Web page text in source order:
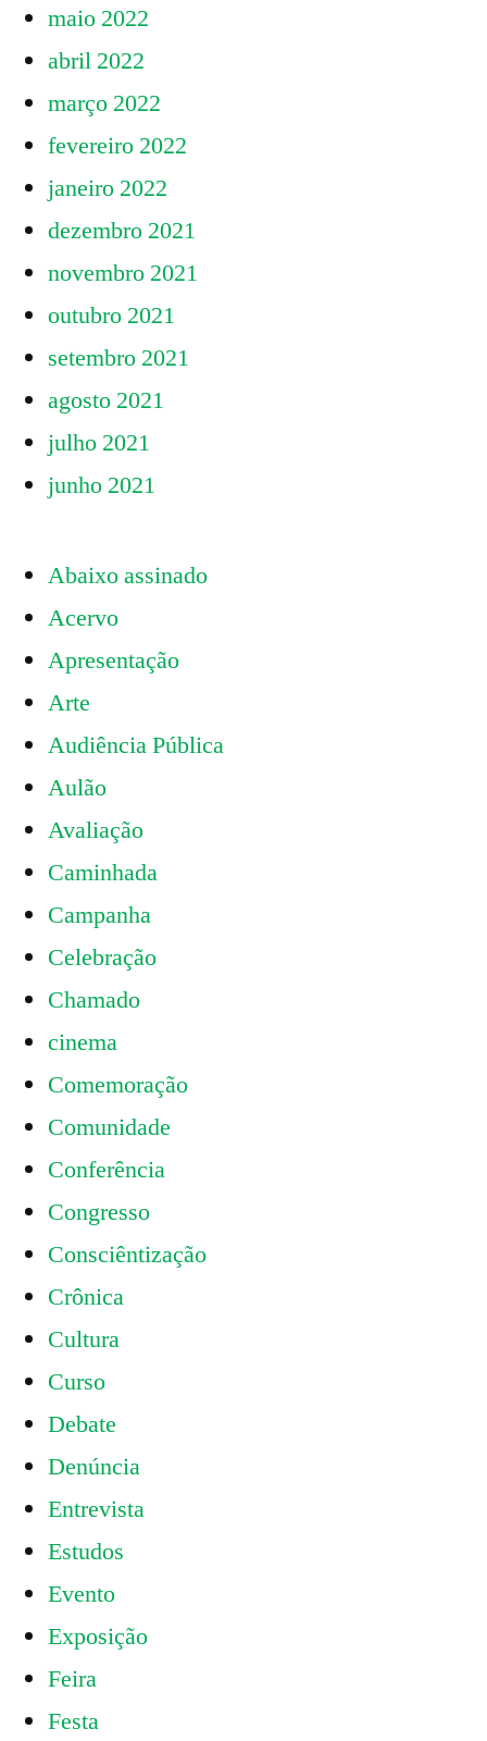
maio 2022
abril 2022
março 2022
fevereiro 2022
janeiro 2022
dezembro 2021
novembro 2021
outubro 2021
setembro 2021
agosto 2021
julho 2021
junho 2021
Abaixo assinado
Acervo
Apresentação
Arte
Audiência Pública
Aulão
Avaliação
Caminhada
Campanha
Celebração
Chamado
cinema
Comemoração
Comunidade
Conferência
Congresso
Consciêntização
Crônica
Cultura
Curso
Debate
Denúncia
Entrevista
Estudos
Evento
Exposição
Feira
Festa